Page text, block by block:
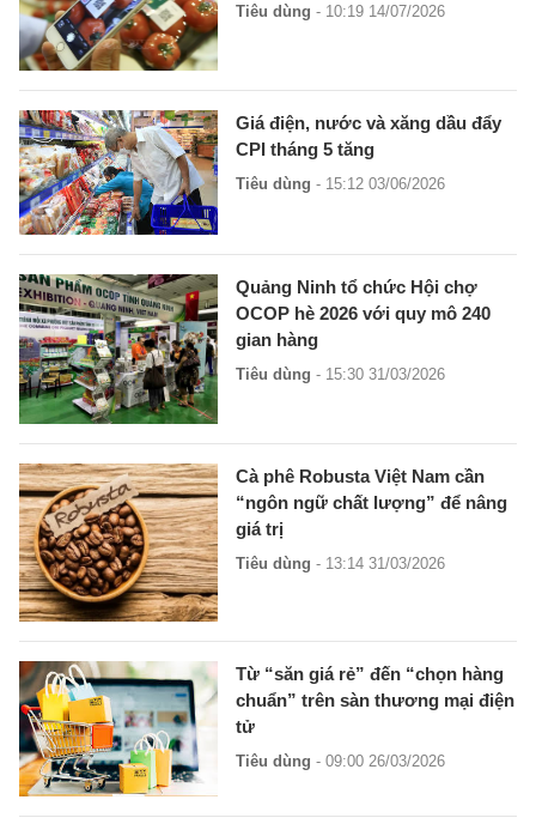
Tiêu dùng - 10:19 14/07/2026
Giá điện, nước và xăng dầu đẩy
CPI tháng 5 tăng
Tiêu dùng - 15:12 03/06/2026
Quảng Ninh tổ chức Hội chợ
OCOP hè 2026 với quy mô 240
gian hàng
Tiêu dùng - 15:30 31/03/2026
Cà phê Robusta Việt Nam cần
“ngôn ngữ chất lượng” để nâng
giá trị
Tiêu dùng - 13:14 31/03/2026
Từ “săn giá rẻ” đến “chọn hàng
chuẩn” trên sàn thương mại điện
tử
Tiêu dùng - 09:00 26/03/2026